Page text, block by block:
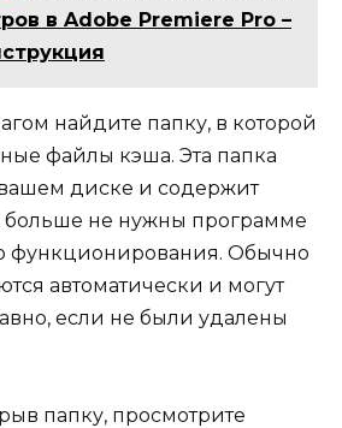
в Adobe Premiere Pro –
найдите папку, в которой
файлы кэша. Эта папка
диске и содержит
больше не нужны программе
функционирования. Обычно
автоматически и могут
если не были удалены
папку, просмотрите